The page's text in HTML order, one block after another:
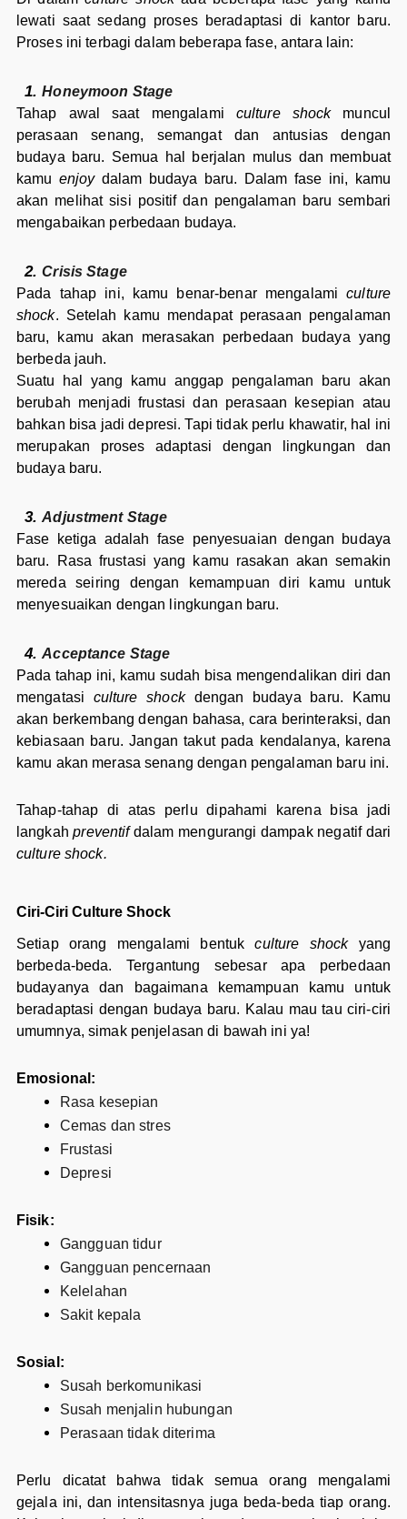
lewati saat sedang proses beradaptasi di kantor baru.
Proses ini terbagi dalam beberapa fase, antara lain:
Honeymoon Stage
Tahap awal saat mengalami culture shockmuncul
perasaan senang, semangat dan antusias dengan
budaya baru. Semua hal berjalan mulus dan membuat
kamu enjoydalam budaya baru. Dalam fase ini, kamu
akan melihat sisi positif dan pengalaman baru sembari
mengabaikan perbedaan budaya.
Crisis Stage
Pada tahap ini, kamu benar-benar mengalamiculture
shock. Setelah kamu mendapat perasaan pengalaman
baru, kamu akan merasakan perbedaan budaya yang
berbeda jauh.
Suatu hal yang kamu anggap pengalaman baru akan
berubah menjadi frustasi dan perasaan kesepian atau
bahkan bisa jadi depresi. Tapi tidak perlu khawatir, hal ini
merupakan proses adaptasi dengan lingkungan dan
budaya baru.
Adjustment Stage
Fase ketiga adalah fase penyesuaian dengan budaya
baru. Rasa frustasi yang kamu rasakan akan semakin
mereda seiring dengan kemampuan diri kamu untuk
menyesuaikan dengan lingkungan baru.
Acceptance Stage
Pada tahap ini, kamu sudah bisa mengendalikan diri dan
mengatasi culture shockdengan budaya baru. Kamu
akan berkembang dengan bahasa, cara berinteraksi, dan
kebiasaan baru. Jangan takut pada kendalanya, karena
kamu akan merasa senang dengan pengalaman baru ini.
Tahap-tahap di atas perlu dipahami karena bisa jadi
langkahpreventifdalam mengurangi dampak negatif dari
culture shock.
Ciri-Ciri Culture Shock
Setiap orang mengalami bentukculture shock yang
berbeda-beda. Tergantung sebesar apa perbedaan
budayanya dan bagaimana kemampuan kamu untuk
beradaptasi dengan budaya baru. Kalau mau tau ciri-ciri
umumnya, simak penjelasan di bawah ini ya!
Emosional:
Rasa kesepian
Cemas dan stres
Frustasi
Depresi
Fisik:
Gangguan tidur
Gangguan pencernaan
Kelelahan
Sakit kepala
Sosial:
Susah berkomunikasi
Susah menjalin hubungan
Perasaan tidak diterima
Perlu dicatat bahwa tidak semua orang mengalami
gejala ini, dan intensitasnya juga beda-beda tiap orang.